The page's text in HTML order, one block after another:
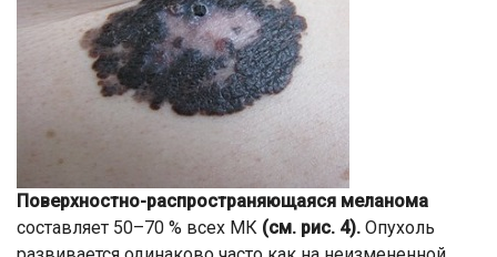
Поверхностно-распространяющаяся меланома
составляет 50–70 % всех МК (см. рис. 4). Опухоль